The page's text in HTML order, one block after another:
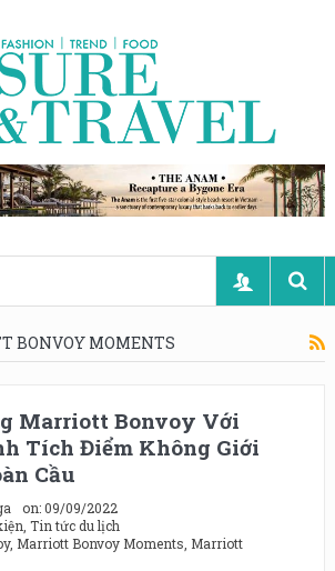
BONVOY MOMENTS
Marriott Bonvoy Với
Tích Điểm Không Giới
Cầu
on:09/09/2022
Tin tức du lịch
, Marriott Bonvoy Moments Marriott